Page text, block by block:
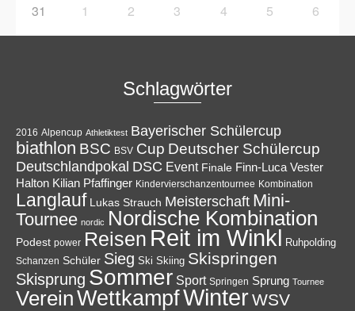
31 1 2 3 4 5 6
Schlagwörter
2016 Alpencup Athletiktest Bayerischer Schülercup
biathlon BSC BSV Cup Deutscher Schülercup
Deutschlandpokal DSC Event Finale Finn-Luca Vester
Halton Kilian Pfaffinger Kindervierschanzentournee Kombination
Langlauf Lukas Strauch Meisterschaft Mini-
Tournee nordic Nordische Kombination
Podest power Reisen Reit im Winkl Ruhpolding
Schanzen Schüler Sieg Ski Skiing Skispringen
Skisprung Sommer Sport Springen Sprung Tournee
VereinWettkampfWinterWSV